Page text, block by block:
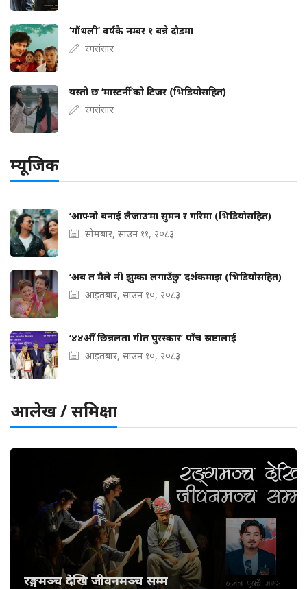
‘गौंथली’ वर्षकै नम्बर १ बन्ने दौडमा
रंगसंसार
यस्तो छ ‘मास्टर्नी’को टिजर (भिडियोसहित)
रंगसंसार
म्यूजिक
‘आफ्नो बनाई लैजाउ’मा सुमन र गरिमा (भिडियोसहित)
सोमबार, साउन ११, २०८३
‘अब त मैले नी झुम्का लगाउँछु’ दर्शकमाझ (भिडियोसहित)
आइतबार, साउन १०, २०८३
‘४४औँ छिन्नलता गीत पुरस्कार’ पाँच स्रष्टालाई
आइतबार, साउन १०, २०८३
आलेख / समिक्षा
रङ्गमञ्च देखि जीवनमञ्च सम्म